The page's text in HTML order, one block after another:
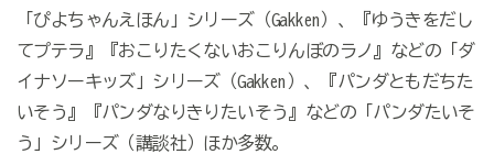
「ぴよちゃんえほん」シリーズ（Gakken）、『ゆうきをだし
てプテラ』『おこりたくないおこりんぼのラノ』などの「ダ
イナソーキッズ」シリーズ（Gakken）、『パンダともだちた
いそう』『パンダなりきりたいそう』などの「パンダたいそ
う」シリーズ（講談社）ほか多数。